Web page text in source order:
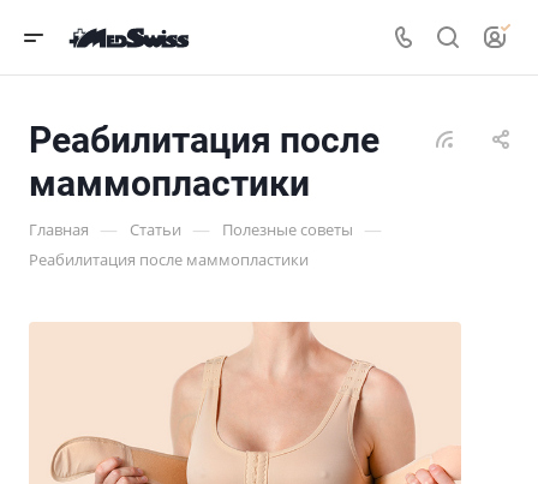
Реабилитация после
маммопластики
Главная — Статьи — Полезные советы —
Реабилитация после маммопластики